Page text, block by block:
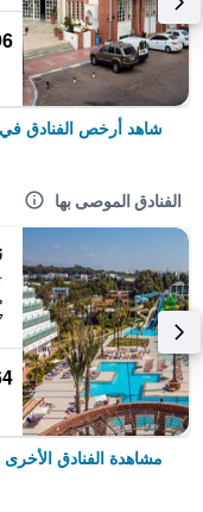
شاهد أرخص الفنادق في
الفنادق الموصى بها
4
2.7
مشاهدة الفنادق